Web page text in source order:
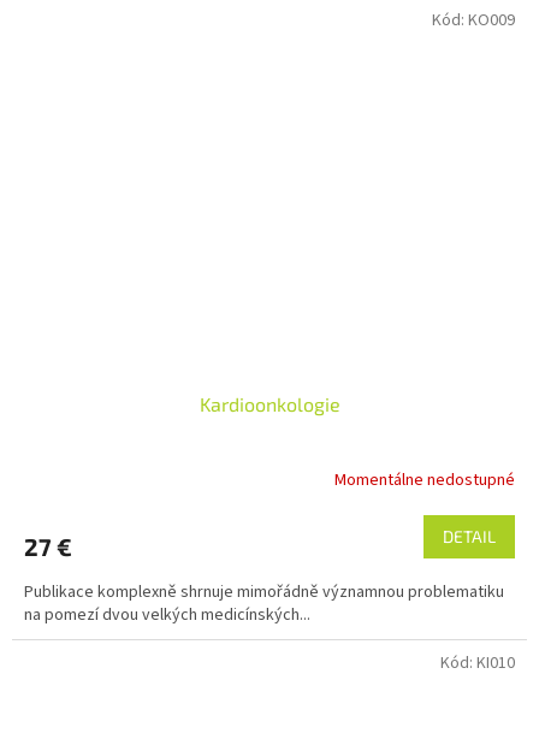
Kardioonkologie
Momentálne nedostupné
27 € DETAIL
Publikace komplexně shrnuje mimořádně významnou problematiku
na pomezí dvou velkých medicínských...
Kód: KO009
Kód: KI010